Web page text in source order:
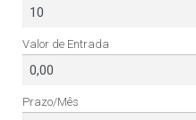
Valor de Entrada
Prazo/Mês